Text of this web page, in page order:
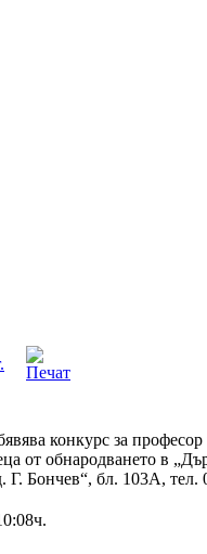
конкурс за
от обнародването в
Бончев“, бл. 103А, тел.